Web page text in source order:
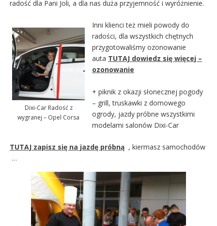
radość dla Pani Joli, a dla nas duża przyjemność i wyróżnienie.
Dixi-Car Radość z
wygranej – Opel Corsa
Inni klienci też mieli powody do
radości, dla wszystkich chętnych
przygotowaliśmy ozonowanie
auta TUTAJ dowiedz się więcej –
ozonowanie
+ piknik z okazji słonecznej pogody
– grill, truskawki z domowego
ogrody, jazdy próbne wszystkimi
modelami salonów Dixi-Car
TUTAJ zapisz się na jazdę próbną , kiermasz samochodów
…